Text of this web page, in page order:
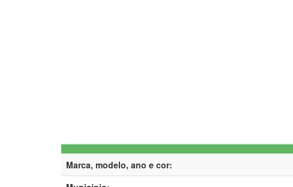
Marca, modelo, ano e cor: